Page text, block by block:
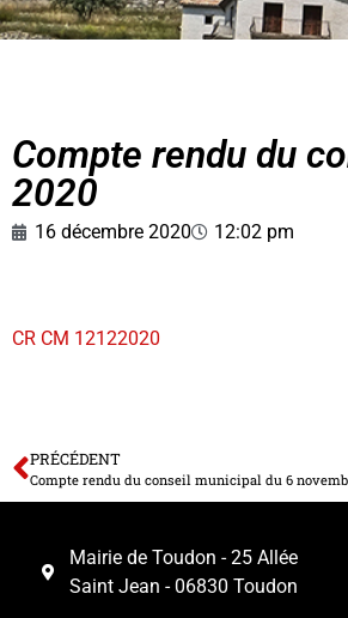
Compte rendu du
2020
16 décembre 2020 12:02 pm
CR CM 12122020
PRÉCÉDENT
Compte rendu du conseil municipal du 6
Mairie de Toudon - 25 Allée
Saint Jean - 06830 Toudon